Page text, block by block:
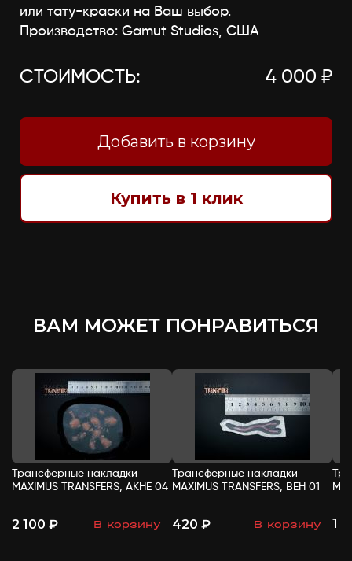
или тату-краски на Ваш выбор.
Производство: Gamut Studios, США
СТОИМОСТЬ: 4 000 ₽
Добавить в корзину
Купить в 1 клик
ВАМ МОЖЕТ ПОНРАВИТЬСЯ
Трансферные накладки
MAXIMUS TRANSFERS, АКНЕ 04
2 100 ₽ В корзину
- +
Трансферные накладки
MAXIMUS TRANSFERS, ВЕН 01
420 ₽ В корзину
- + 1